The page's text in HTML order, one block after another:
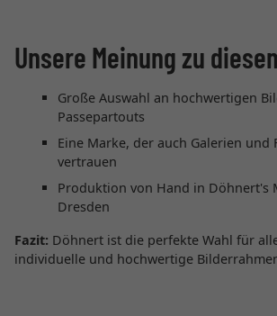
Unsere Meinung zu
Große Auswahl an hochwertigen
Passepartouts
Eine Marke, der auch Galerien und
vertrauen
Produktion von Hand in Döhnert's
Dresden
Fazit: Döhnert ist die perfekte Wahl für
individuelle und hochwertige